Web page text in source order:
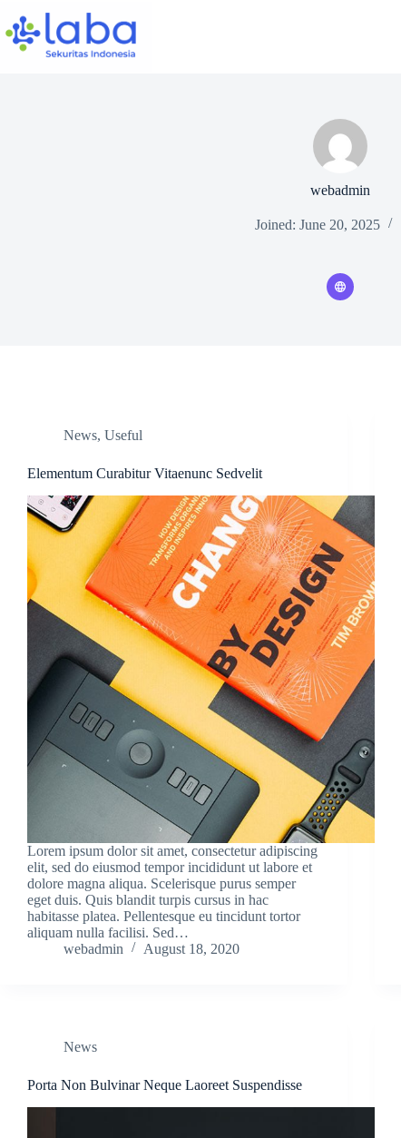
content
webadmin
Joined: June 20, 2025
News, Useful
Elementum Curabitur Vitaenunc Sedvelit
Lorem ipsum dolor sit amet, consectetur adipiscing
elit, sed do eiusmod tempor incididunt ut labore et
dolore magna aliqua. Scelerisque purus semper
eget duis. Quis blandit turpis cursus in hac
habitasse platea. Pellentesque eu tincidunt tortor
aliquam nulla facilisi. Sed…
webadmin
August 18, 2020
News
Porta Non Bulvinar Neque Laoreet Suspendisse